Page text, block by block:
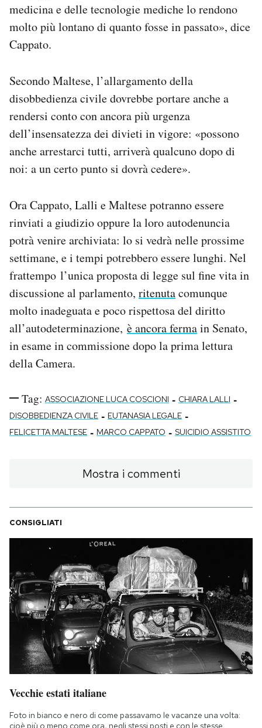
medicina e delle tecnologie mediche lo rendono
molto più lontano di quanto fosse in passato», dice
Cappato.
Secondo Maltese, l’allargamento della
disobbedienza civile dovrebbe portare anche a
rendersi conto con ancora più urgenza
dell’insensatezza dei divieti in vigore: «possono
anche arrestarci tutti, arriverà qualcuno dopo di
noi: a un certo punto si dovrà cedere».
Ora Cappato, Lalli e Maltese potranno essere
rinviati a giudizio oppure la loro autodenuncia
potrà venire archiviata: lo si vedrà nelle prossime
settimane, e i tempi potrebbero essere lunghi. Nel
frattempo l’unica proposta di legge sul fine vita in
discussione al parlamento, ritenutacomunque
molto inadeguata e poco rispettosa del diritto
all’autodeterminazione, è ancora fermain Senato,
in esame in commissione dopo la prima lettura
della Camera.
Tag: ASSOCIAZIONE LUCA COSCIONI - CHIARA LALLI -
DISOBBEDIENZA CIVILE - EUTANASIA LEGALE -
FELICETTA MALTESE - MARCO CAPPATO - SUICIDIO ASSISTITO
Mostra i commenti
CONSIGLIATI
Vecchie estati italiane
Foto in bianco e nero di come passavamo le vacanze una volta:
cioè più o meno come ora, negli stessi posti e con le stesse